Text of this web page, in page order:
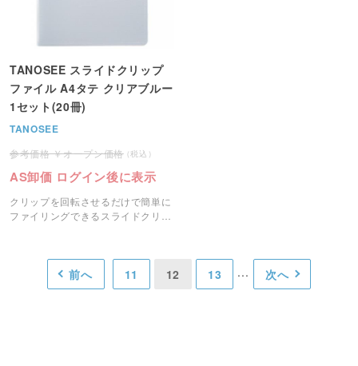
TANOSEE スライドクリップ
ファイル A4タテ クリアブルー
1セット(20冊)
TANOSEE
オープン価格
AS卸価 ログイン後に表示
クリップを回転させるだけで簡単に
ファイリングできるスライドクリッ
前へ 11 12 13 次へ